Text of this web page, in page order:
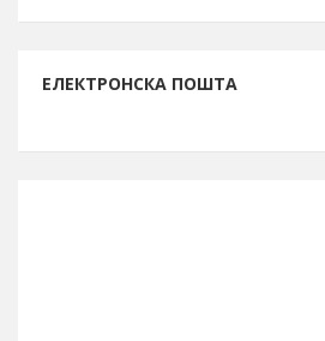
ЕЛЕКТРОНСКА ПОШТА